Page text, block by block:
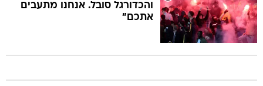
והכדורגל סובל. אנחנו מתעבים
אתכם"